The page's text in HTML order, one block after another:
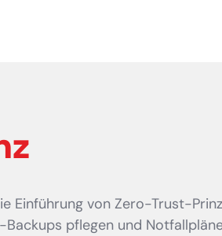
Einführung von Zero-Trust-
pflegen und